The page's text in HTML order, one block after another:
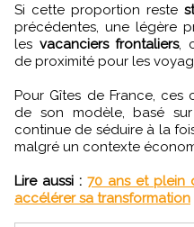
Si cette proportion reste
précédentes, une légère
les vacanciers frontaliers,
de proximité pour les
Pour Gîtes de France, ces
de son modèle, basé sur
continue de séduire à la
malgré un contexte
Lire aussi : 70 ans et plein
accélérer sa transformation